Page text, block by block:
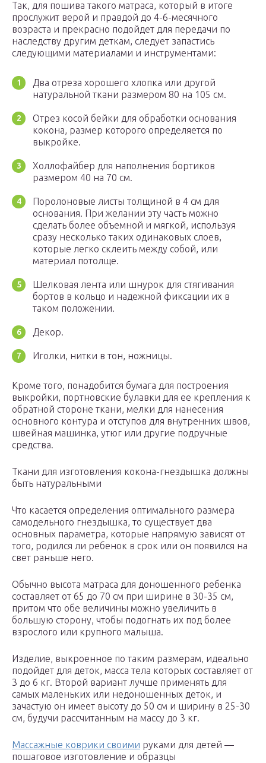
Так, для пошива такого матраса, который в итоге
прослужит верой и правдой до 4-6-месячного
возраста и прекрасно подойдет для передачи по
наследству другим деткам, следует запастись
следующими материалами и инструментами:
Два отреза хорошего хлопка или другой
натуральной ткани размером 80 на 105 см.
Отрез косой бейки для обработки основания
кокона, размер которого определяется по
выкройке.
Холлофайбер для наполнения бортиков
размером 40 на 70 см.
Поролоновые листы толщиной в 4 см для
основания. При желании эту часть можно
сделать более объемной и мягкой, используя
сразу несколько таких одинаковых слоев,
которые легко склеить между собой, или
материал потолще.
Шелковая лента или шнурок для стягивания
бортов в кольцо и надежной фиксации их в
таком положении.
Декор.
Иголки, нитки в тон, ножницы.
Кроме того, понадобится бумага для построения
выкройки, портновские булавки для ее крепления к
обратной стороне ткани, мелки для нанесения
основного контура и отступов для внутренних швов,
швейная машинка, утюг или другие подручные
средства.
Ткани для изготовления кокона-гнездышка должны
быть натуральными
Что касается определения оптимального размера
самодельного гнездышка, то существует два
основных параметра, которые напрямую зависят от
того, родился ли ребенок в срок или он появился на
свет раньше него.
Обычно высота матраса для доношенного ребенка
составляет от 65 до 70 см при ширине в 30-35 см,
притом что обе величины можно увеличить в
большую сторону, чтобы подогнать их под более
взрослого или крупного малыша.
Изделие, выкроенное по таким размерам, идеально
подойдет для деток, масса тела которых составляет от
3 до 6 кг. Второй вариант лучше применять для
самых маленьких или недоношенных деток, и
зачастую он имеет высоту до 50 см и ширину в 25-30
см, будучи рассчитанным на массу до 3 кг.
Массажные коврики своими руками для детей —
пошаговое изготовление и образцы